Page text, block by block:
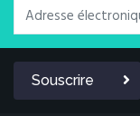
Souscrire